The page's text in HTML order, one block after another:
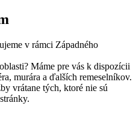
v rámci Západného
Máme pre vás k dispozícii
murára a ďalších remeselníkov.
vrátane tých, ktoré nie sú